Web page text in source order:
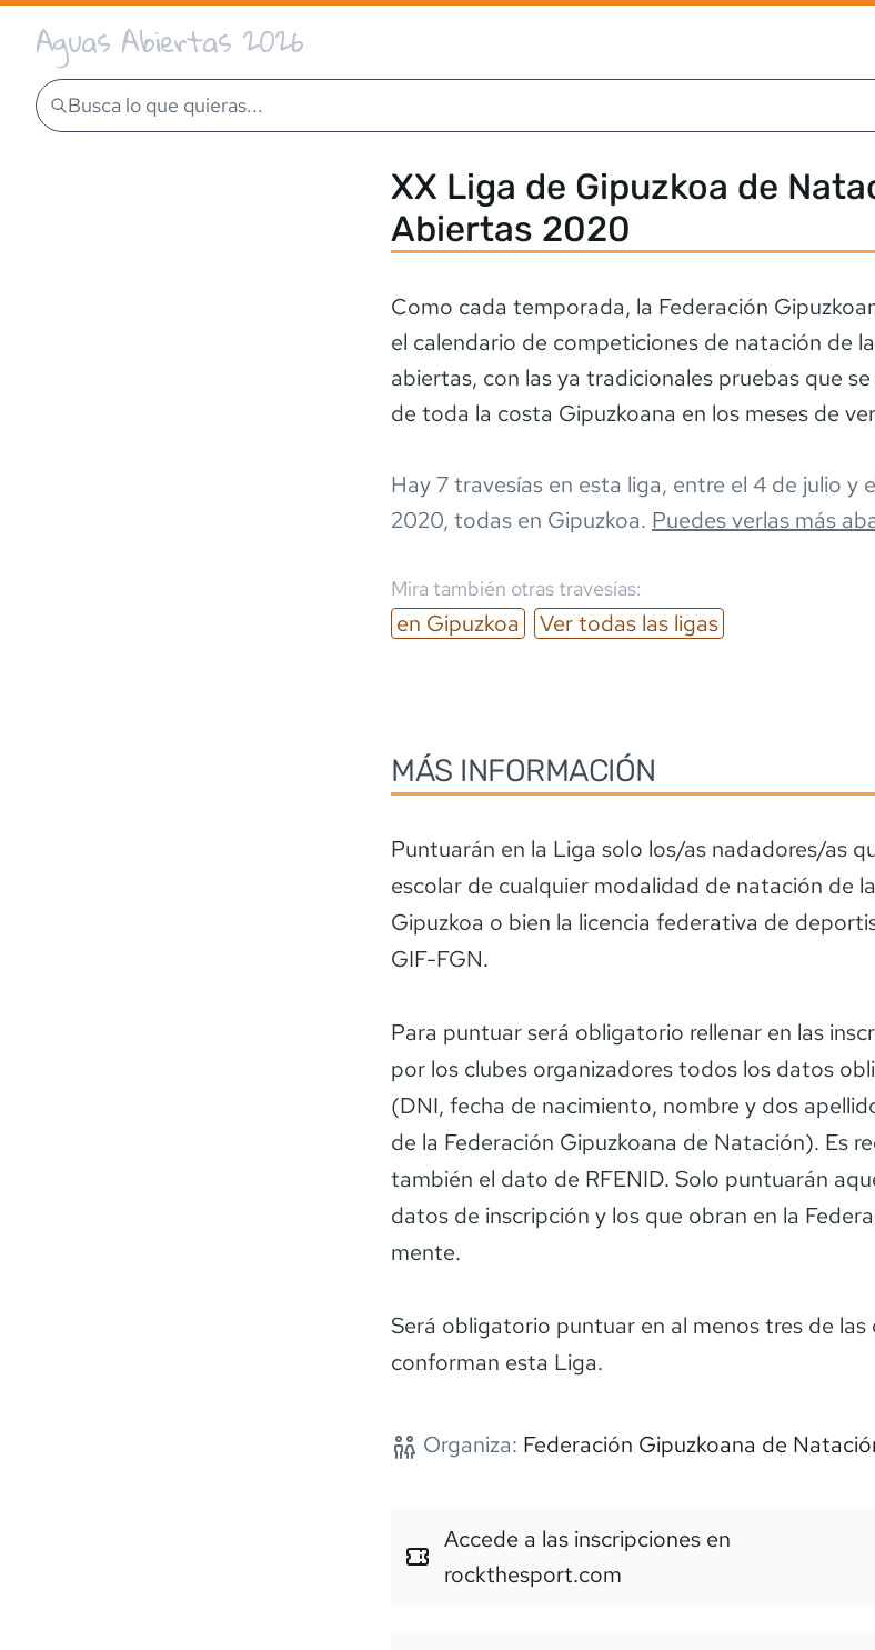
Aguas Abiertas 2026
Busca lo que quieras...
XX Liga de Gipuzkoa de
Abiertas 2020
Como cada temporada, la Federación
el calendario de competiciones de natación de
abiertas, con las ya tradicionales pruebas que
de toda la costa Gipuzkoana en los meses de
Hay7travesías en esta liga, entre el 4 de julio y
2020, todas en Gipuzkoa. Puedes verlas más
Mira también otras travesías:
en Gipuzkoa Ver todas las ligas
MÁS INFORMACIÓN
Puntuarán en la Liga solo los/as nadadores/as
escolar de cualquier modalidad de natación de
Gipuzkoa o bien la licencia federativa de
GIF-FGN.
Para puntuar será obligatorio rellenar en las
por los clubes organizadores todos los datos
(DNI, fecha de nacimiento, nombre y dos
de la Federación Gipuzkoana de Natación). Es
también el dato de RFENID. Solo puntuarán
datos de inscripción y los que obran en la
mente.
Será obligatorio puntuar en al menos tres de
conforman esta Liga.
Organiza: Federación Gipuzkoana de
Accede a las inscripciones en
rockthesport.com